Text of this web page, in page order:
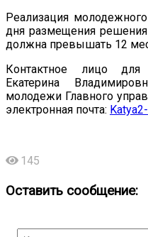
Реализация
дня размещения
должна превышать 12
Контактное лицо для
Екатерина
молодежи Главного
электронная почта: Katya
145
Оставить сообщение: